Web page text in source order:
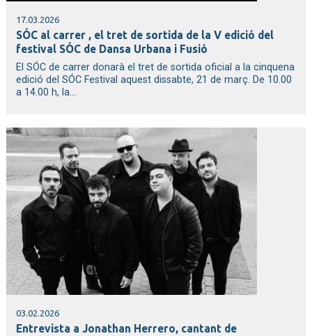
17.03.2026
SÓC al carrer , el tret de sortida de la V edició del
festival SÓC de Dansa Urbana i Fusió
El SÓC de carrer donarà el tret de sortida oficial a la cinquena
edició del SÓC Festival aquest dissabte, 21 de març. De 10.00
a 14.00 h, la...
03.02.2026
Entrevista a Jonathan Herrero, cantant de